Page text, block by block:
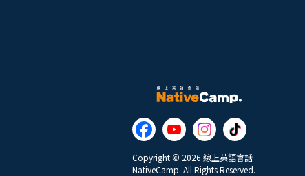
Copyright © 2026 線上英語會話
NativeCamp. All Rights Reserved.